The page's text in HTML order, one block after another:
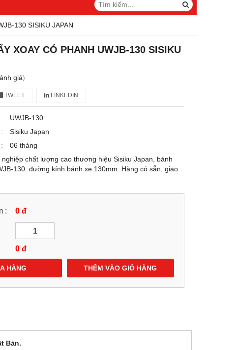
130 SISIKU JAPAN
XOAY CÓ PHANH UWJB-130 SISIKU
giá)
TWEET LINKEDIN
UWJB-130
Sisiku Japan
06 tháng
nghiệp chất lượng cao thương hiệu Sisiku Japan, bánh
130. đường kính bánh xe 130mm. Hàng có sẵn, giao
: 0 đ
0 đ
HÀNG THÊM VÀO GIỎ HÀNG
Bản.